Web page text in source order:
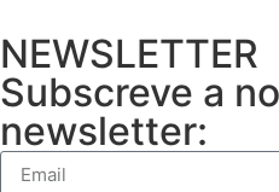
NEWSLETTER
Subscreve a
newsletter: